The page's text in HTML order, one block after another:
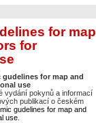
for map
for
gudelines for map and
use
vydání pokynů a informací
publikací o českém
gudelines for map and
use.